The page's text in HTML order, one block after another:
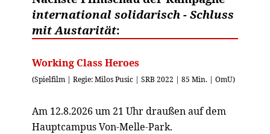
international solidarisch - Schluss
mit Austarität:
Working Class Heroes
(Spielfilm | Regie: Milos Pusic | SRB 2022 | 85 Min. | OmU)
Am 12.8.2026 um 21 Uhr draußen auf dem
Hauptcampus Von-Melle-Park.